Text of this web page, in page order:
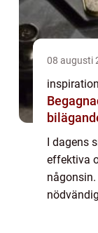
08 augusti
inspiration
Begagnade
I dagens
effektiva